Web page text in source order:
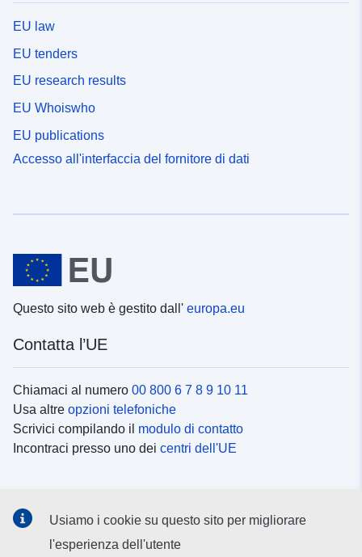
EU law
EU tenders
EU research results
EU Whoiswho
EU publications
Accesso all'interfaccia del fornitore di dati
Questo sito web è gestito dall' europa.eu
Contatta l’UE
Chiamaci al numero 00 800 6 7 8 9 10 11
Usa altre opzioni telefoniche
Scrivici compilando il modulo di contatto
Incontraci presso uno dei centri dell'UE
Cerca icanali social
Usiamo i cookie su questo sito per migliorare
l'esperienza dell'utente